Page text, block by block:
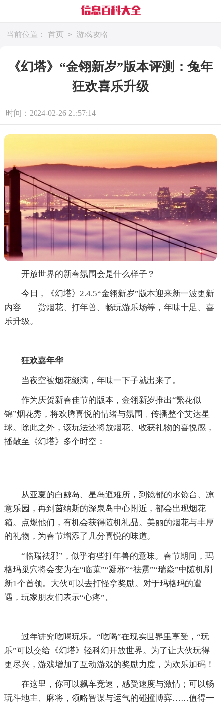
当前位置： 首页 > 游戏攻略
《幻塔》“金翎新岁”版本评测：兔年
狂欢喜乐升级
时间：2024-02-26 21:57:14
开放世界的新春氛围会是什么样子？
今日，《幻塔》2.4.5“金翎新岁”版本迎来新一波更新
内容——赏烟花、打年兽、畅玩游乐场等，年味十足、喜
乐升级。
狂欢嘉年华
当夜空被烟花缀满，年味一下子就出来了。
作为庆贺新春佳节的版本，金翎新岁推出“繁花似
锦”烟花秀，将欢腾喜悦的情绪与氛围，传播整个艾达星
球。除此之外，该玩法还将放烟花、收获礼物的喜悦感，
播散至《幻塔》多个时空：
从亚夏的白鲸岛、星岛避难所，到镜都的水镜台、凉
意乐园，再到茵纳斯的深泉岛中心附近，都会出现烟花
箱。点燃他们，有机会获得随机礼品。美丽的烟花与丰厚
的礼物，为春节增添了几分喜悦的味道。
“临瑞祛邪”，似乎有些打年兽的意味。春节期间，玛
格玛巢穴将会变为在“临蒐”“凝邪”“祛雳”“瑞焱”中随机刷
新1个首领。大伙可以去打怪拿奖励。对于玛格玛的遭
遇，玩家朋友们表示“心疼”。
过年讲究吃喝玩乐。“吃喝”在现实世界里享受，“玩
乐”可以交给《幻塔》轻科幻开放世界。为了让大伙玩得
更尽兴，游戏增加了互动游戏的奖励力度，为欢乐加码！
在这里，你可以飙车竞速，感受速度与激情；可以畅
玩斗地主、麻将，领略智谋与运气的碰撞博弈……值得一